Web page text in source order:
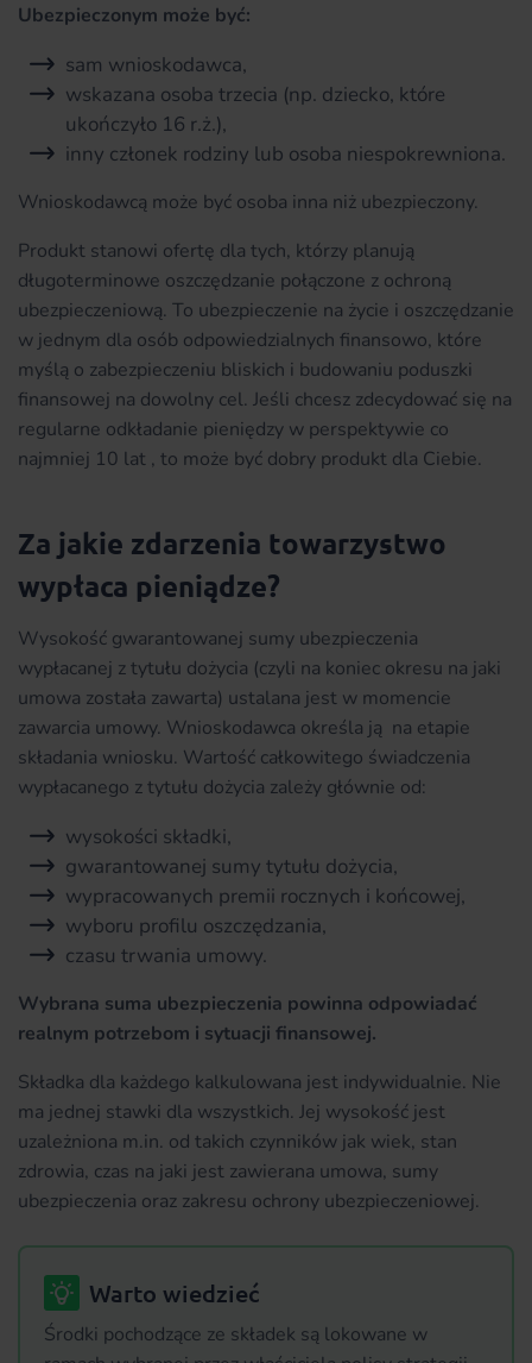
Ubezpieczonym może być:
sam wnioskodawca,
wskazana osoba trzecia (np. dziecko, które
ukończyło 16 r.ż.),
inny członek rodziny lub osoba niespokrewniona.
Wnioskodawcą może być osoba inna niż ubezpieczony.
Produkt stanowi ofertę dla tych, którzy planują
długoterminowe oszczędzanie połączone z ochroną
ubezpieczeniową. To ubezpieczenie na życie i oszczędzanie
w jednym dla osób odpowiedzialnych finansowo, które
myślą o zabezpieczeniu bliskich i budowaniu poduszki
finansowej na dowolny cel. Jeśli chcesz zdecydować się na
regularne odkładanie pieniędzy w perspektywie co
najmniej 10 lat , to może być dobry produkt dla Ciebie.
Za jakie zdarzenia towarzystwo
wypłaca pieniądze?
Wysokość gwarantowanej sumy ubezpieczenia
wypłacanej z tytułu dożycia (czyli na koniec okresu na jaki
umowa została zawarta) ustalana jest w momencie
zawarcia umowy. Wnioskodawca określa ją na etapie
składania wniosku. Wartość całkowitego świadczenia
wypłacanego z tytułu dożycia zależy głównie od:
wysokości składki,
gwarantowanej sumy tytułu dożycia,
wypracowanych premii rocznych i końcowej,
wyboru profilu oszczędzania,
czasu trwania umowy.
Wybrana suma ubezpieczenia powinna odpowiadać
realnym potrzebom i sytuacji finansowej.
Składka dla każdego kalkulowana jest indywidualnie. Nie
ma jednej stawki dla wszystkich. Jej wysokość jest
uzależniona m.in. od takich czynników jak wiek, stan
zdrowia, czas na jaki jest zawierana umowa, sumy
ubezpieczenia oraz zakresu ochrony ubezpieczeniowej.
Warto wiedzieć
Środki pochodzące ze składek są lokowane w